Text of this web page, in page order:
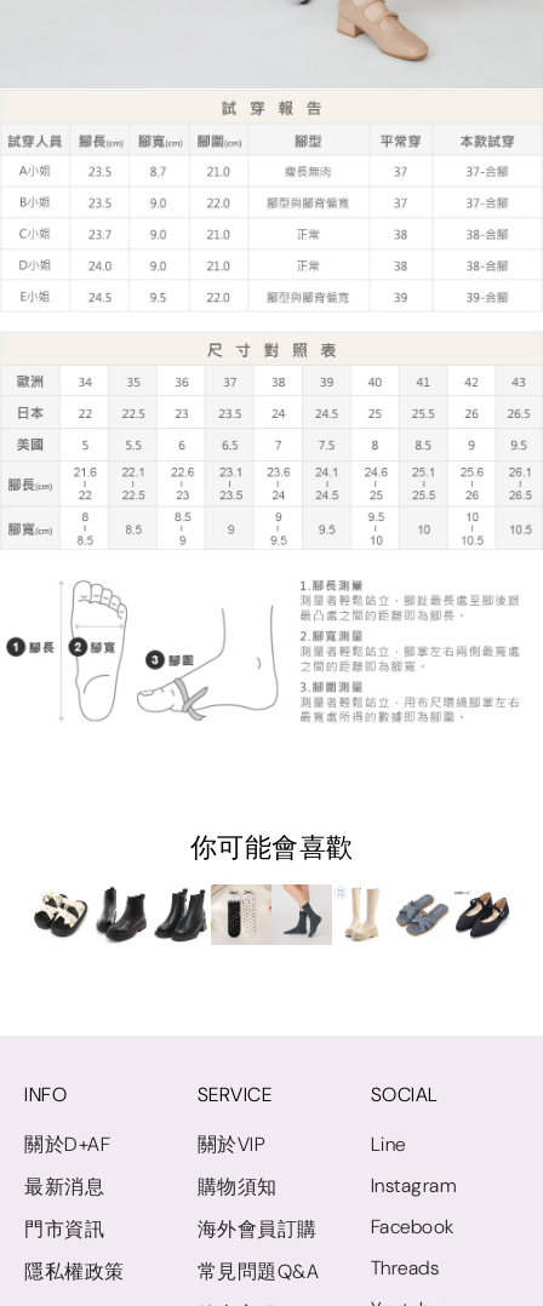
你可能會喜歡
INFO
關於D+AF
最新消息
門市資訊
隱私權政策
SERVICE
關於VIP
購物須知
海外會員訂購
常見問題Q&A
SOCIAL
Line
Instagram
Facebook
Threads